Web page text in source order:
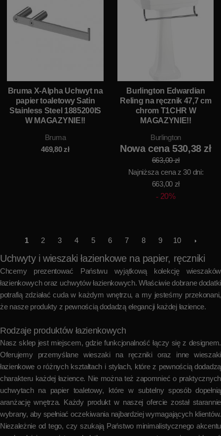
Bruma X-Alpha Uchwyt na
papier toaletowy Satin
Stainless Steel 1885200IS
W MAGAZYNIE!!
Bruma
469,80zł
Burlington Edwardian
Reling na ręcznik 47,7 cm
chrom T1CHR W
MAGAZYNIE!!
Burlington
Nowa cena 530,38 zł
663,00 zł
Najniższa cena z 30 dni:
663,00 zł
20%
1 2 3 4 5 6 7 8 9 10
Uchwyty i wieszaki łazienkowe na papier, ręczniki
Chcemy prezentować Państwu wyjątkową kolekcję wieszaków
łazienkowych oraz uchwytów łazienkowych. Właściwie dobrane dodatki
potrafią zdziałać cuda w każdym wnętrzu, a my jesteśmy przekonani,
że nasze produkty z pewnością dodadzą elegancji każdej łazience.
Rodzaje produktów łazienkowych
Nasz sklep jest miejscem, gdzie funkcjonalność łączy się z designem.
Oferujemy przemyślane wieszaki na ręczniki oraz inne wieszaki
łazienkowe o różnych kształtach i stylach, które z pewnością dodadzą
charakteru każdej łazience. Nie można też zapomnieć o praktycznych
uchwytach na papier toaletowy, które w subtelny sposób dopełnią
aranżację wnętrza. Każdy produkt w naszej ofercie został starannie
wybrany, aby spełniać oczekiwania najbardziej wymagających klientów.
Niezależnie od tego, czy szukają Państwo minimalistycznego akcentu